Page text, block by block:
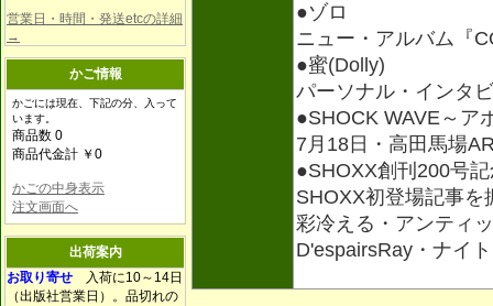
営業日・時間・発送etcの詳細
→
かご情報
かごには現在、下記の分、入って
います。
商品数 0
商品代金計 ￥0
かごの中身表示
注文画面へ
出荷案内
お取り寄せ 入荷に10～14日
（出版社営業日）。品切れの
●ゾロ
ニュー・アルバム『
●蜜(Dolly)
パーソナル・インタ
●SHOCK WAVE～ア
7月18日・高田馬場
●SHOXX創刊200号
SHOXX初登場記事を
彩冷える・アンティ
D'espairsRay・ナイ